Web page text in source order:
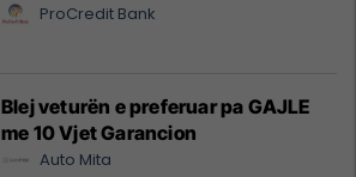
ProCredit Bank
Blej veturën e preferuar pa GAJLE
me 10 Vjet Garancion
Auto Mita